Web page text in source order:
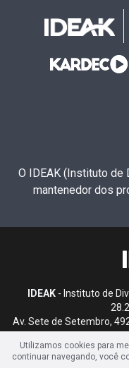
O IDEAK (Instituto de
mantenedor dos
IDEAK- Instituto de
Av. Sete de Setembro,
Utilizamos cookies para
continuar navegando, você